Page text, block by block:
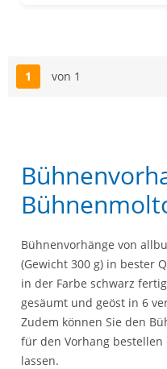
Seite
1 von 1
Bühnenvorhänge von
(Gewicht 300 g) in bester
in der Farbe schwarz
gesäumt und geöst in 6
Zudem können Sie den
für den Vorhang
lassen.